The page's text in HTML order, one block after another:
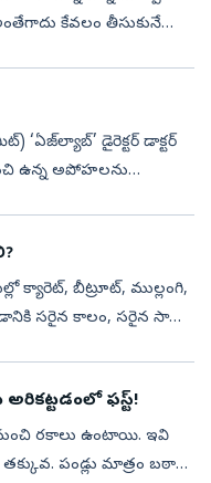
కేవలం తీసుకునే
‘ఏజ్‌ల్యాబ్‌’ డైరెక్టర్‌ డాక్టర్‌
ఉన్న అపోహలను
క్యారెట్, బీట్రూట్, ముల్లంగి,
సరైన కాలం, సరైన సాగు
ఫస్ట్‌!
రకాలు ఉంటాయి. ఇవి
పండ్లు మాత్రం బఠాణీ